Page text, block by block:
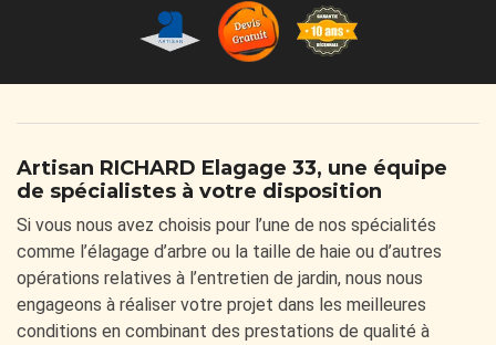
Artisan RICHARD Elagage 33, une équipe
de spécialistes à votre disposition
Si vous nous avez choisis pour l’une de nos spécialités
comme l’élagage d’arbre ou la taille de haie ou d’autres
opérations relatives à l’entretien de jardin, nous nous
engageons à réaliser votre projet dans les meilleures
conditions en combinant des prestations de qualité à